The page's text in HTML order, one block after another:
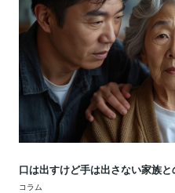
口は出すけど手は出さない家族
コラム